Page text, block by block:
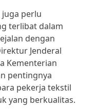
perlu
terlibat dalam
dengan
Jenderal
Kementerian
pentingnya
pekerja tekstil
yang berkualitas.